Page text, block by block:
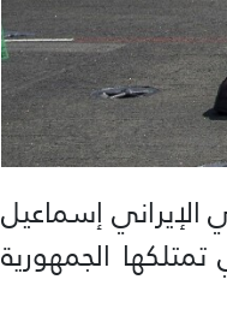
إسماعيل
الجمهورية